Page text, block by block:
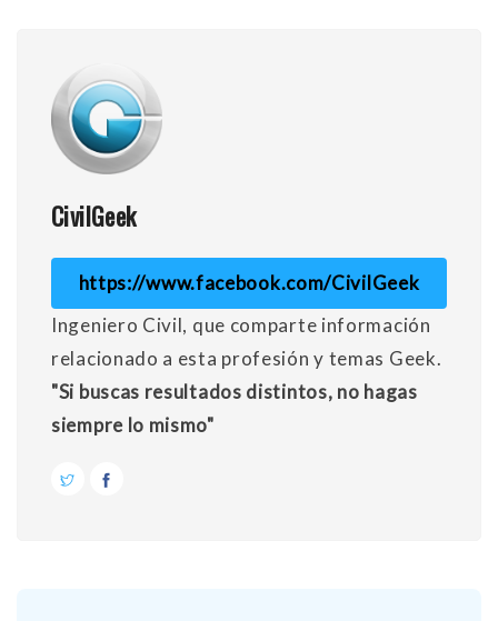
CivilGeek
https://www.facebook.com/CivilGeek
Ingeniero Civil, que comparte información
relacionado a esta profesión y temas Geek.
"Si buscas resultados distintos, no hagas
siempre lo mismo"